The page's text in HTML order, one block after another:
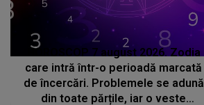
HOROSCOP 7 august 2026. Zodia
care intră într-o perioadă marcată
de încercări. Problemele se adună
din toate părțile, iar o veste